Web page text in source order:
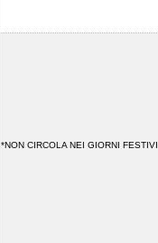
*NON CIRCOLA NEI GIORNI FESTIVI